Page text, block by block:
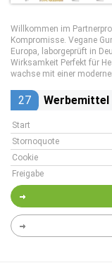
Willkommen im
Kompromisse. Vegane
Europa, laborgeprüft in
Wirksamkeit Perfekt für
wachse mit einer
27 Werbemittel
Start
Stornoquote
Cookie
Freigabe